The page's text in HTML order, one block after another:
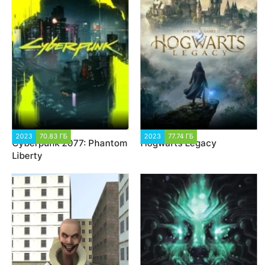
2023 70.83 ГБ
Cyberpunk 2077: Phantom
Liberty
2023 77.74 ГБ
Hogwarts Legacy